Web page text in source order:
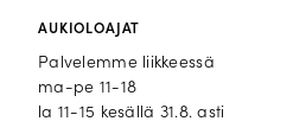
AUKIOLOAJAT
Palvelemme liikkeessä
ma-pe 11-18
la 11-15 kesällä 31.8. asti